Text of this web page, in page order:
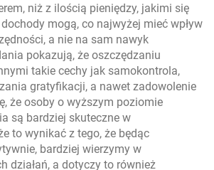
niż z ilością pieniędzy, jakimi się
mogą, co najwyżej mieć wpływ
a nie na sam nawyk
pokazują, że oszczędzaniu
takie cechy jak samokontrola,
gratyfikacji, a nawet zadowolenie
że osoby o wyższym poziomie
są bardziej skuteczne w
to wynikać z tego, że będąc
bardziej wierzymy w
działań, a dotyczy to również